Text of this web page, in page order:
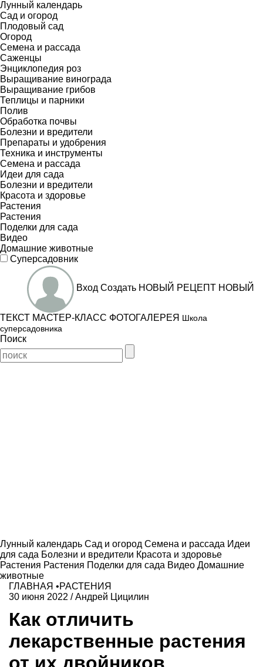
Лунный календарь
Сад и огород
Плодовый сад
Огород
Семена и рассада
Саженцы
Энциклопедия роз
Выращивание винограда
Выращивание грибов
Теплицы и парники
Полив
Обработка почвы
Болезни и вредители
Препараты и удобрения
Техника и инструменты
Семена и рассада
Идеи для сада
Болезни и вредители
Красота и здоровье
Растения
Растения
Поделки для сада
Видео
Домашние животные
Суперсадовник
Вход Создать НОВЫЙ РЕЦЕПТ НОВЫЙ
ТЕКСТ МАСТЕР-КЛАСС ФОТОГАЛЕРЕЯ Школа
суперсадовника
Поиск
Лунный календарь Сад и огород Семена и рассада Идеи
для сада Болезни и вредители Красота и здоровье
Растения Растения Поделки для сада Видео Домашние
животные
ГЛАВНАЯ •РАСТЕНИЯ
30 июня 2022 /Андрей Цицилин
Как отличить
лекарственные растения
от их двойников